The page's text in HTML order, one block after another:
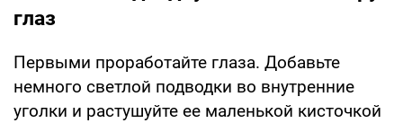
глаз
Первыми проработайте глаза. Добавьте
немного светлой подводки во внутренние
уголки и растушуйте ее маленькой кисточкой